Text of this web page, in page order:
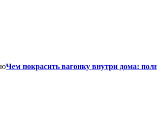
Чем покрасить вагонку внутри дома: